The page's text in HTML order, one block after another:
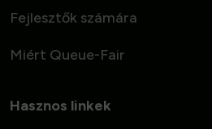
Fejlesztők számára
Miért Queue-Fair
Hasznos linkek